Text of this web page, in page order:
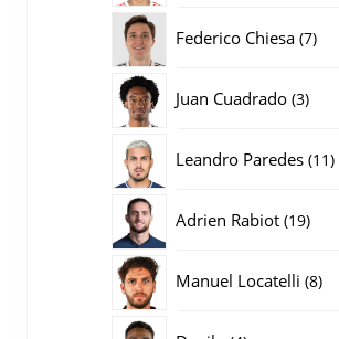
Federico Chiesa 77
Juan Cuadrado 33
Leandro Paredes 1111
Adrien Rabiot 1919
Manuel Locatelli 88